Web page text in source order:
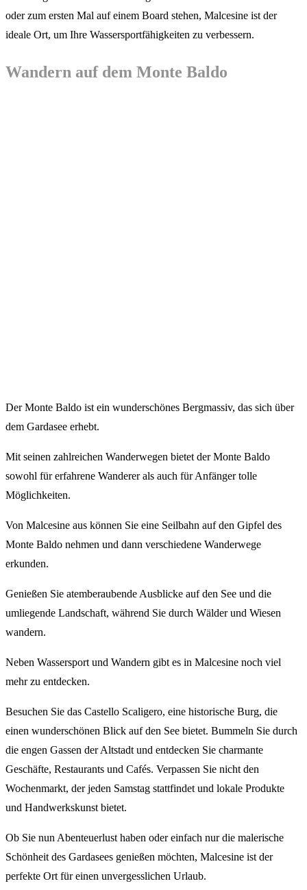
oder zum ersten Mal auf einem Board stehen, Malcesine ist der
ideale Ort, um Ihre Wassersportfähigkeiten zu verbessern.
Wandern auf dem Monte Baldo
Der Monte Baldo ist ein wunderschönes Bergmassiv, das sich über
dem Gardasee erhebt.
Mit seinen zahlreichen Wanderwegen bietet der Monte Baldo
sowohl für erfahrene Wanderer als auch für Anfänger tolle
Möglichkeiten.
Von Malcesine aus können Sie eine Seilbahn auf den Gipfel des
Monte Baldo nehmen und dann verschiedene Wanderwege
erkunden.
Genießen Sie atemberaubende Ausblicke auf den See und die
umliegende Landschaft, während Sie durch Wälder und Wiesen
wandern.
Neben Wassersport und Wandern gibt es in Malcesine noch viel
mehr zu entdecken.
Besuchen Sie das Castello Scaligero, eine historische Burg, die
einen wunderschönen Blick auf den See bietet. Bummeln Sie durch
die engen Gassen der Altstadt und entdecken Sie charmante
Geschäfte, Restaurants und Cafés. Verpassen Sie nicht den
Wochenmarkt, der jeden Samstag stattfindet und lokale Produkte
und Handwerkskunst bietet.
Ob Sie nun Abenteuerlust haben oder einfach nur die malerische
Schönheit des Gardasees genießen möchten, Malcesine ist der
perfekte Ort für einen unvergesslichen Urlaub.